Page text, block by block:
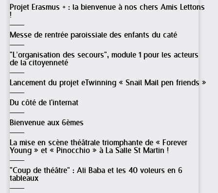
Projet Erasmus + : la bienvenue à nos chers Amis Lettons
!
Messe de rentrée paroissiale des enfants du caté
"L’organisation des secours", module 1 pour les acteurs
de la citoyenneté
Lancement du projet eTwinning « Snail Mail pen friends »
Du côté de l'internat
Bienvenue aux 6èmes
La mise en scène théâtrale triomphante de « Forever
Young » et « Pinocchio » à La Salle St Martin !
"Coup de théâtre" : Ali Baba et les 40 voleurs en 6
tableaux